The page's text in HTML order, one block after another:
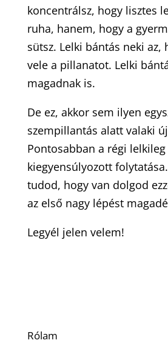
koncentrálsz, hogy lisztes
ruha, hanem, hogy a
sütsz. Lelki bántás neki az,
vele a pillanatot. Lelki
magadnak is.
De ez, akkor sem ilyen
szempillantás alatt valaki
Pontosabban a régi lelkileg
kiegyensúlyozott
tudod, hogy van dolgod
az első nagy lépést
Legyél jelen velem!
Rólam